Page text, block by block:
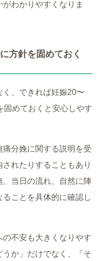
わかりやすくなりま
方針を固めておく
、できれば妊娠20〜
固めておくと安心しやす
分娩に関する説明を受
れたりすることもあり
、当日の流れ、自然に陣
ことを具体的に確認し
不安も大きくなりやす
か」だけでなく、「そ